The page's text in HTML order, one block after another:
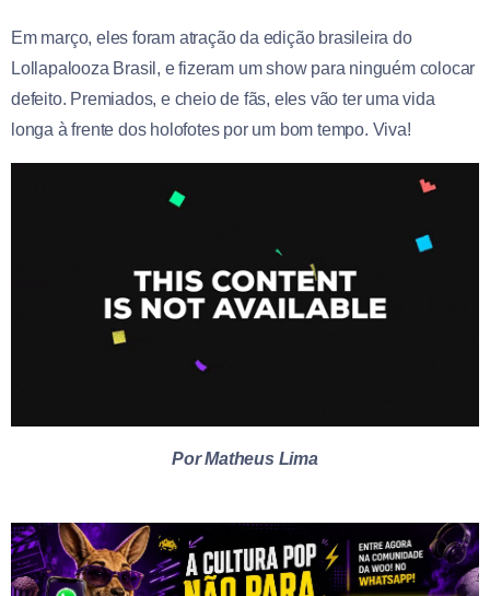
Em março, eles foram atração da edição brasileira do
Lollapalooza Brasil, e fizeram um show para ninguém colocar
defeito. Premiados, e cheio de fãs, eles vão ter uma vida
longa à frente dos holofotes por um bom tempo. Viva!
Por Matheus Lima